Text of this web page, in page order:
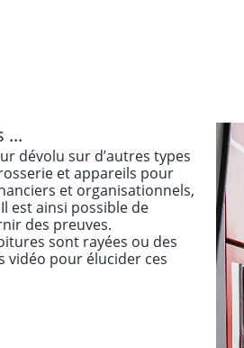
...
dévolu sur d’autres types
et appareils pour
et organisationnels,
est ainsi possible de
des preuves.
sont rayées ou des
vidéo pour élucider ces